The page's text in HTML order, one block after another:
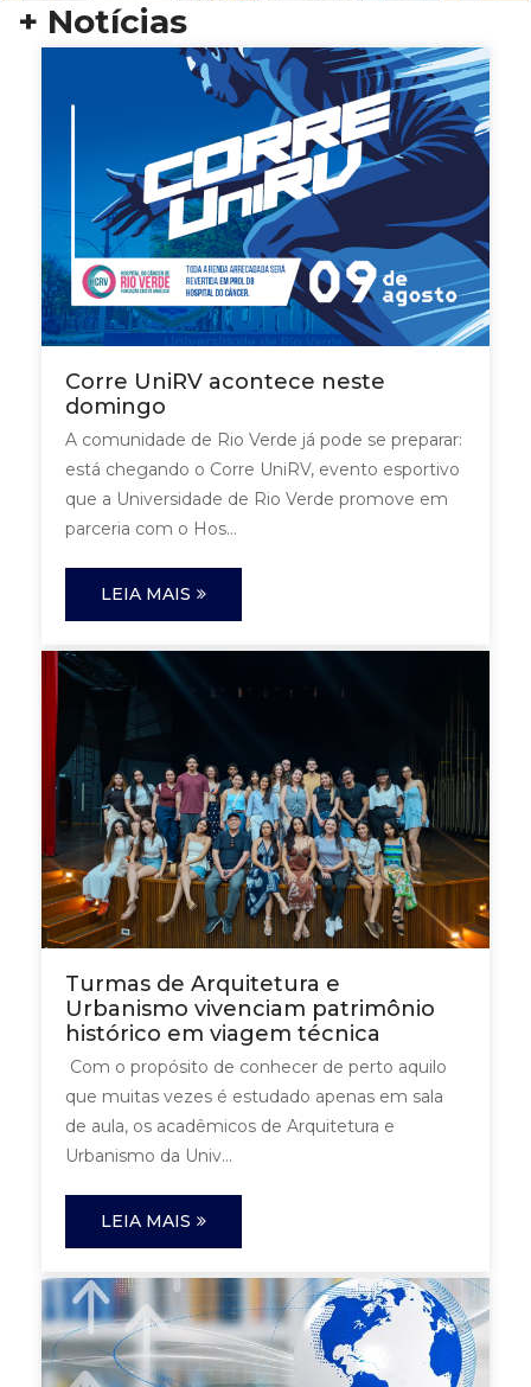
+ Notícias
Corre UniRV acontece neste
domingo
A comunidade de Rio Verde já pode se preparar:
está chegando o Corre UniRV, evento esportivo
que a Universidade de Rio Verde promove em
parceria com o Hos...
LEIA MAIS
Turmas de Arquitetura e
Urbanismo vivenciam patrimônio
histórico em viagem técnica
Com o propósito de conhecer de perto aquilo
que muitas vezes é estudado apenas em sala
de aula, os acadêmicos de Arquitetura e
Urbanismo da Univ...
LEIA MAIS